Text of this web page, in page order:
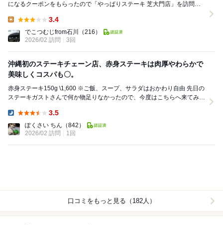
になるクーポンをもらったので「やっぱりステーキ 芝大門店」を訪問。
3.4
でこつむじfrom石川
（216）
2026/02 訪問
3回
沖縄初のステーキチェーン店、赤身ステーキは肉厚やわらかで
美味しくコスパも〇。
赤身ステーキ150g \1,600 ※ご飯、スープ、サラダはおかわり自由 先日の
ステーキガストさんで何か物足りなかったので、今度はこちらへ来てみま
3.5
ぽくさい ちん （842）
2026/02 訪問
1回
口コミをもっと見る（182人）